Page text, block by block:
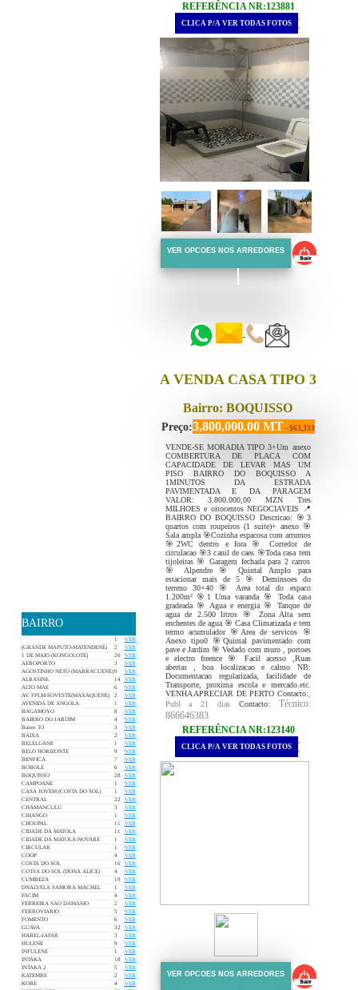
BAIRRO
1
VER
(GRANDE MAPUTO-MATENDENE)
2
VER
1 DE MAIO (KONGOLOTE)
26
VER
AEROPORTO
3
VER
AGOSTINHO NETO (MARRACUENE)9
VER
ALBASINE
14
VER
ALTO MAE
6
VER
AV. FPLM-SOVESTE(MAXAQUENE)
2
VER
AVENIDA DE ANGOLA
1
VER
BAGAMOYO
8
VER
BAIRRO DO JARDIM
4
VER
Bairro T-3
3
VER
BAIXA
2
VER
BELELUANE
1
VER
BELO HORIZONTE
9
VER
BENFICA
7
VER
BOBOLE
6
VER
BOQUISSO
28
VER
CAMPOANE
1
VER
CASA JOVEM (COSTA DO SOL)
1
VER
CENTRAL
22
VER
CHAMANCULU
3
VER
CHIANGO
1
VER
CHOUPAL
11
VER
CIDADE DA MATOLA
11
VER
CIDADE DA MATOLA-NOVARE
1
VER
CIRCULAR
1
VER
COOP
4
VER
COSTA DO SOL
16
VER
COTSA DO SOL (DONA ALICE)
4
VER
CUMBEZA
19
VER
DNALVELA SAMORA MACHEL
1
VER
FACIM
4
VER
FERREIRA SAO DAMASIO
2
VER
FERROVIARIO
5
VER
FOMENTO
6
VER
GUAVA
32
VER
HABEL-JAFAR
3
VER
HULENE
9
VER
INFULENE
1
VER
INTAKA
18
VER
INTAKA 2
5
VER
KATEMBE
2
VER
KOBE
4
VER
REFERÊNCIA NR:123881
.
CLICA P/A VER TODAS FOTOS .
VER OPCOES NOS ARREDORES
A VENDA CASA TIPO 3
Bairro: BOQUISSO
Preço:3,800,000.00 MT - $63,333
VENDE-SE MORADIA TIPO 3+Um anexo
COMBERTURA DE PLACA COM
CAPACIDADE DE LEVAR MAS UM
PISO BAIRRO DO BOQUISSO A
1MINUTOS DA ESTRADA
PAVIMENTADA E DA PARAGEM
VALOR: 3.800.000,00 MZN Tres
MILHOES e oitocentos NEGOCIAVEIS 📍
BAIRRO DO BOQUISSO Descricao: 🎯3
quartos com roupeiros (1 suite)+ anexo 🎯
Sala ampla 🎯Cozinha espacosa com arrumos
🎯2WC dentro e fora 🎯 Corredor de
circulacao 🎯3 canil de caes 🎯Toda casa tem
tijoleiras 🎯 Garagem fechada para 2 carros
🎯 Alpendre 🎯 Quintal Amplo para
estacionar mais de 5 🎯 Deminsoes do
terreno 30×40 🎯 Area total do espaco
1.200m² 🎯1 Uma varanda 🎯 Toda casa
gradeada 🎯 Agua e energia 🎯 Tanque de
agua de 2.500 litros 🎯 Zona Alta sem
enchentes de agua 🎯 Casa Climatizada e tem
termo acumulador 🎯Area de servicos 🎯
Anexo tipo0 🎯Quintal pavimentado com
pave e Jardim 🎯 Vedado com muro , portoes
e electro freence 🎯 Facil acesso ,Ruas
abertas , boa localizacao e calmo NB:
Documentacao regularizada, facilidade de
Transporte, proxima escola e mercado.etc.
VENHA APRECIAR DE PERTO Contacto:
Publ a 21 diasContacto: Técnico:
866646383
REFERÊNCIA NR:123140
.
CLICA P/A VER TODAS FOTOS .
VER OPCOES NOS ARREDORES